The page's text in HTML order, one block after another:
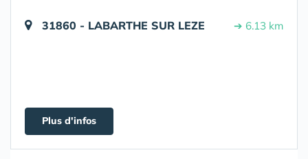
31860 - LABARTHE SUR LEZE ➔ 6.13 km
Plus d'infos